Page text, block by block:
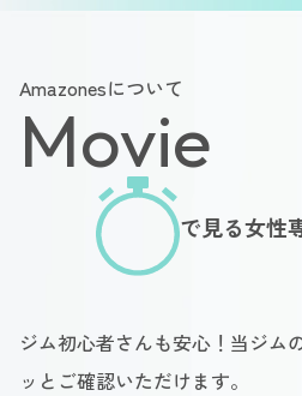
Amazonesについて
Movie
で見る女性
ジム初心者さんも安心！当ジム
ッとご確認いただけます。